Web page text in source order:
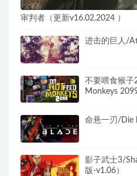
审判者（更新v16.02.2024 ）
进击的巨人/
不要喂食猴
Monkeys
命悬一刃/Die
影子武士3/
版-v1.06）